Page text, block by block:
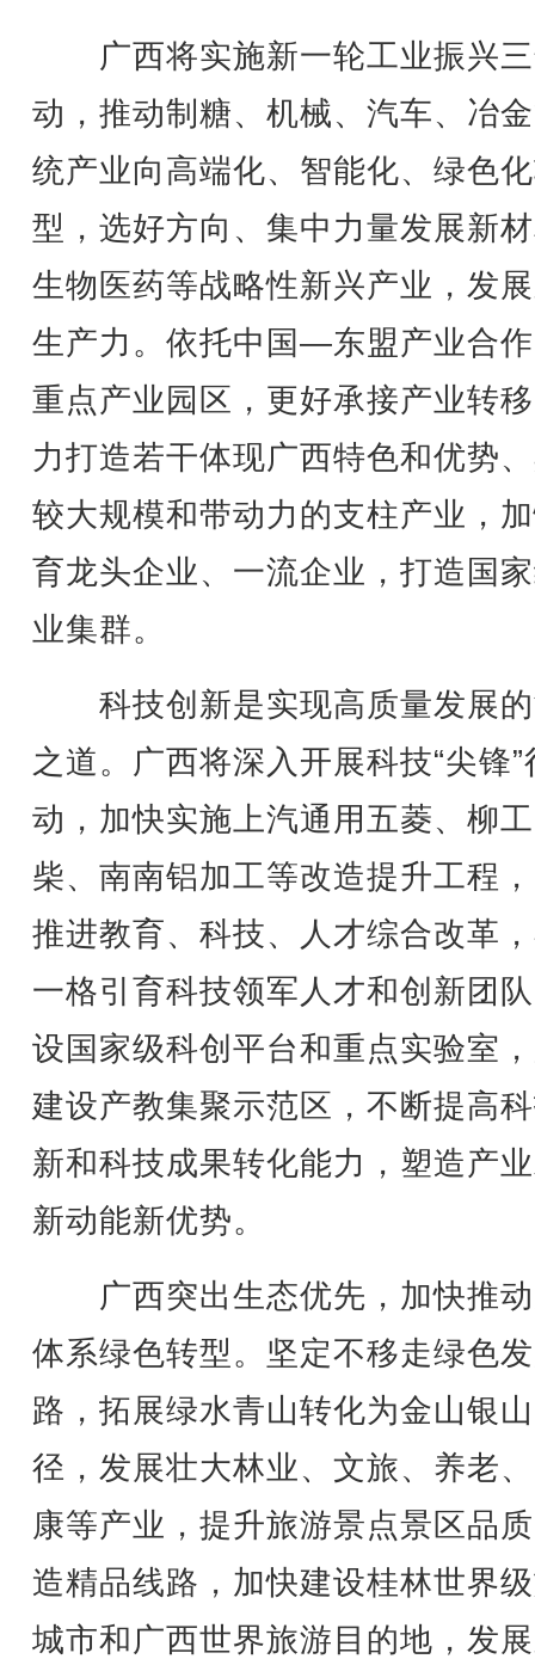
广西将实施新一轮工业振兴
动，推动制糖、机械、汽车、冶
统产业向高端化、智能化、绿色
型，选好方向、集中力量发展新
生物医药等战略性新兴产业，发
生产力。依托中国—东盟产业合
重点产业园区，更好承接产业转
力打造若干体现广西特色和优势
较大规模和带动力的支柱产业，
育龙头企业、一流企业，打造国
业集群。
科技创新是实现高质量发展
之道。广西将深入开展科技“尖锋”
动，加快实施上汽通用五菱、柳
柴、南南铝加工等改造提升工程
推进教育、科技、人才综合改革
一格引育科技领军人才和创新团
设国家级科创平台和重点实验室
建设产教集聚示范区，不断提高
新和科技成果转化能力，塑造产
新动能新优势。
广西突出生态优先，加快推
体系绿色转型。坚定不移走绿色
路，拓展绿水青山转化为金山银
径，发展壮大林业、文旅、养老
康等产业，提升旅游景点景区品
造精品线路，加快建设桂林世界
城市和广西世界旅游目的地，发